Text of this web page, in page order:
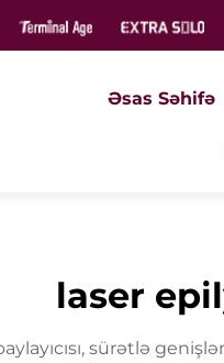
Əsas Səhifə
laser
sürətlə